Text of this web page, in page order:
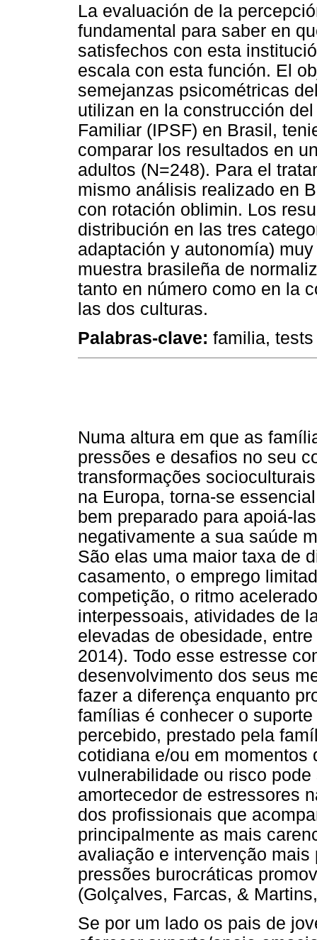
La evaluación de la
fundamental para saber en
satisfechos con esta
escala con esta función. El
semejanzas psicométricas
utilizan en la construcción
Familiar (IPSF) en Brasil,
comparar los resultados en
adultos (N=248). Para el
mismo análisis realizado en
con rotación oblimin. Los
distribución en las tres
adaptación y autonomía)
muestra brasileña de
tanto en número como en la
las dos culturas.
Palabras-clave: familia,
Numa altura em que as
pressões e desafios no seu
transformações
na Europa, torna-se
bem preparado para apoiá-
negativamente a sua saúde
São elas uma maior taxa de
casamento, o emprego
competição, o ritmo
interpessoais, atividades de
elevadas de obesidade,
2014). Todo esse estresse
desenvolvimento dos seus
fazer a diferença enquanto
famílias é conhecer o
percebido, prestado pela
cotidiana e/ou em
vulnerabilidade ou risco
amortecedor de estressores
dos profissionais que
principalmente as mais
avaliação e intervenção
pressões burocráticas
(Golçalves, Farcas, &
Se por um lado os pais de